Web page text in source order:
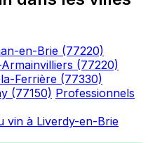
en-Brie (77220)
(77220)
Ferrière (77330)
(77150) Professionnels
vin à Liverdy-en-Brie